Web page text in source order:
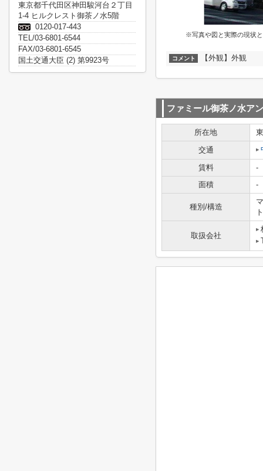
※写真や図と実際の現状
コメント 【外観】外観
ファミール御茶ノ水ア
所在地
交通
賃料
-
面積
-
種別/構造
ト
取扱会社
東京都千代田区神田駿河台２丁目
1-4 ヒルクレスト御茶ノ水5階
0120-017-443
TEL/03-6801-6544
FAX/03-6801-6545
国土交通大臣 (2) 第9923号